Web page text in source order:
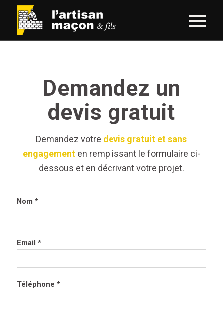
Demandez un
devis gratuit
Demandez votre devis gratuit et sans
engagementen remplissant le formulaire ci-
dessous et en décrivant votre projet.
Nom *
Email *
Téléphone *